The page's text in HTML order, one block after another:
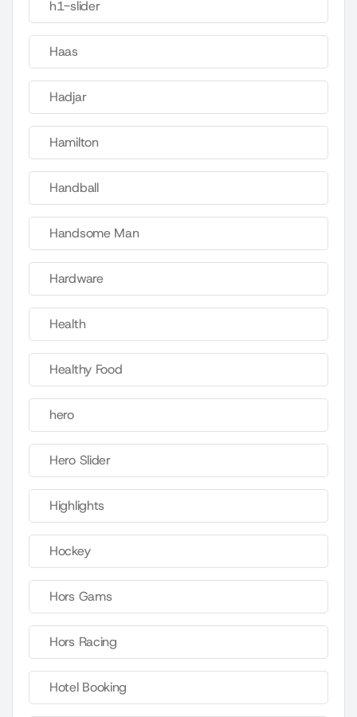
h1-slider
Haas
Hadjar
Hamilton
Handball
Handsome Man
Hardware
Health
Healthy Food
hero
Hero Slider
Highlights
Hockey
Hors Gams
Hors Racing
Hotel Booking